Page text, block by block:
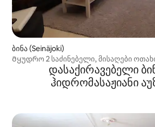
ბინა (Seinäjoki)
Მყუდრო 2 საძინებელი, მისაღები
სამზარეულოთი და საუნით
დასაქირავებელი
ჰიდრომასაჟიანი